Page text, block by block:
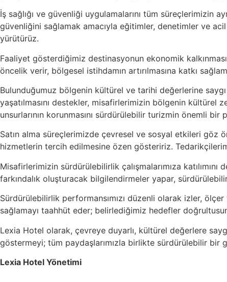
İş sağlığı ve güvenliği uygulamalarını tüm süreçlerimizin
güvenliğini sağlamak amacıyla eğitimler, denetimler ve
yürütürüz.
Faaliyet gösterdiğimiz destinasyonun ekonomik
öncelik verir, bölgesel istihdamın artırılmasına katkı
Bulunduğumuz bölgenin kültürel ve tarihi değerlerine
yaşatılmasını destekler, misafirlerimizin bölgenin
unsurlarının korunmasını sürdürülebilir turizmin önemli bir
Satın alma süreçlerimizde çevresel ve sosyal etkileri göz
hizmetlerin tercih edilmesine özen gösteririz.
Misafirlerimizin sürdürülebilirlik çalışmalarımıza
farkındalık oluşturacak bilgilendirmeler yapar, sürdürülebilir
Sürdürülebilirlik performansımızı düzenli olarak izler,
sağlamayı taahhüt eder; belirlediğimiz hedefler
Lexia Hotel olarak, çevreye duyarlı, kültürel değerlere
göstermeyi; tüm paydaşlarımızla birlikte sürdürülebilir bir
Lexia Hotel Yönetimi